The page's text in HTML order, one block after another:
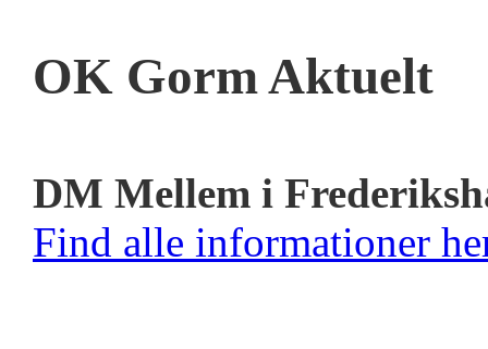
OK Gorm Aktuelt
DM Mellem i
Find alle informationer